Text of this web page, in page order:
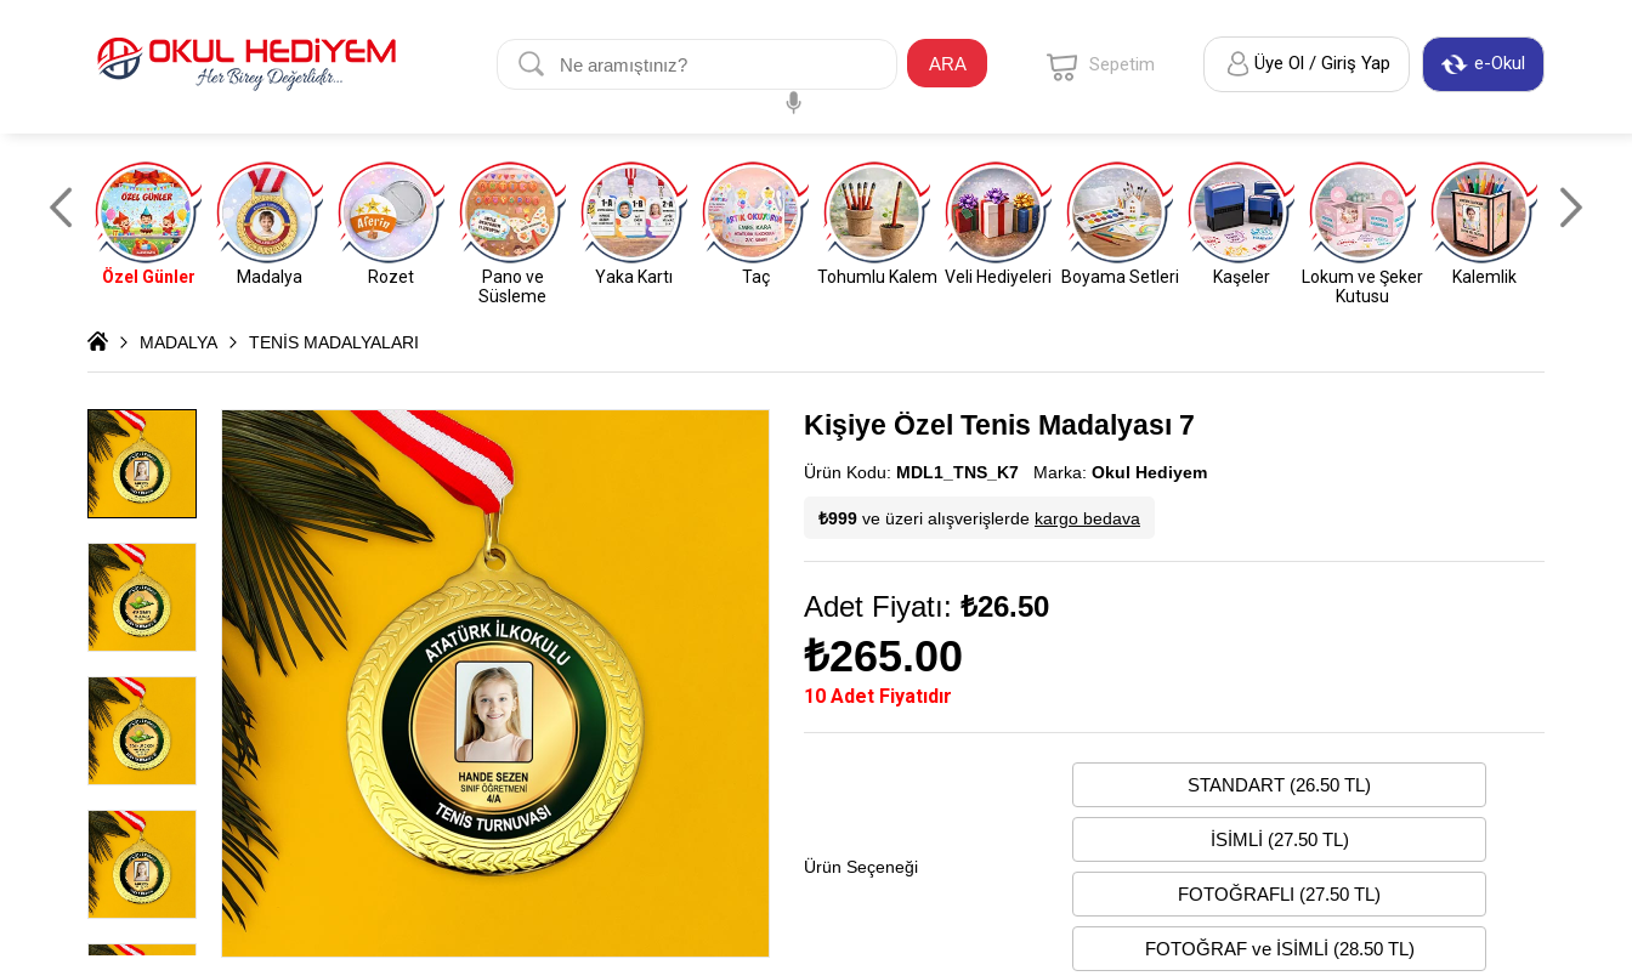
ARA e-Okul
Üye Ol / Giriş Yap
Sepetim
Özel Günler Madalya Rozet
Pano ve
Süsleme
Yaka Kartı Taç Tohumlu Kalem Veli Hediyeleri Boyama Setleri Kaşeler
Lokum ve Şeker
Kutusu
Kalemlik
MADALYA TENİS MADALYALARI
Kişiye Özel Tenis Madalyası 7
Ürün Kodu: MDL1_TNS_K7 Marka: Okul Hediyem
₺999 ve üzeri alışverişlerde kargo bedava
Adet Fiyatı: ₺26.50
₺265.00
10 Adet Fiyatıdır
Ürün Seçeneği
STANDART (26.50 TL)
İSİMLİ (27.50 TL)
FOTOĞRAFLI (27.50 TL)
FOTOĞRAF ve İSİMLİ (28.50 TL)